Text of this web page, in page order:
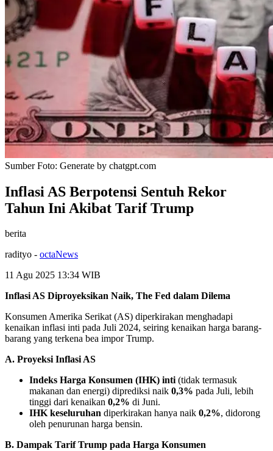
Sumber Foto: Generate by chatgpt.com
Inflasi AS Berpotensi Sentuh Rekor
Tahun Ini Akibat Tarif Trump
berita
radityo - octaNews
11 Agu 2025 13:34 WIB
Inflasi AS Diproyeksikan Naik, The Fed dalam Dilema
Konsumen Amerika Serikat (AS) diperkirakan menghadapi
kenaikan inflasi inti pada Juli 2024, seiring kenaikan harga barang-
barang yang terkena bea impor Trump.
A. Proyeksi Inflasi AS
Indeks Harga Konsumen (IHK) inti(tidak termasuk
makanan dan energi) diprediksi naik 0,3% pada Juli, lebih
tinggi dari kenaikan 0,2% di Juni.
IHK keseluruhan diperkirakan hanya naik 0,2%, didorong
oleh penurunan harga bensin.
B. Dampak Tarif Trump pada Harga Konsumen